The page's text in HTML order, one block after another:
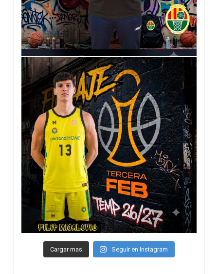
Cargar mas Seguir en Instagram